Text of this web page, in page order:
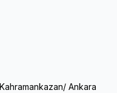
Ankara